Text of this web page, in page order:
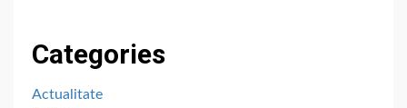
Categories
Actualitate